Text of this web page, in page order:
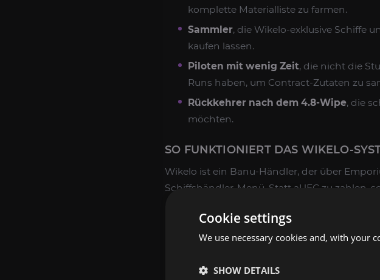
komplette Materialliste zu farmen.
Sammler, die Wikelo-exklusive Schiffe
kaufen lassen.
Piloten mit wenig Zeit, die nicht die
Runs haben, um Contract-Zutaten zu
Rückkehrer nach dem 4.8-Wipe, die
möchten.
SO FUNKTIONIERT DAS WIKELO-
Wikelo ist ein Banu-Händler, der über
Schiffshändler-Menü. Statt aUEC zu zahlen,
Einen bestimmten Trade an einem
Die exakt geforderten Items sammeln —
Sie über den Frachtaufzug des Emporiums
Cookie settings
We use necessary cookies and, with your
SHOW DETAILS